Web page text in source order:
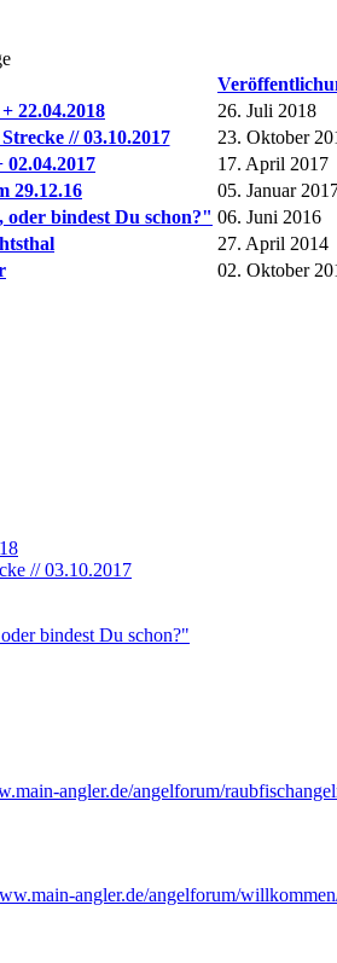
22.04.2018
26. Juli 2018
// 03.10.2017
23. Oktober
17. April 2017
29.12.16
05. Januar
bindest Du schon?" 06. Juni 2016
27. April 2014
02. Oktober
// 03.10.2017
bindest Du schon?"
main-angler.de/angelforum/raub
main-angler.de/angelforum/will